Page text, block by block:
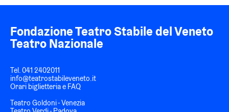
Fondazione Teatro Stabile del Veneto
Teatro Nazionale
Tel.041 2402011
info@teatrostabileveneto.it
Orari biglietteria e FAQ
Teatro Goldoni - Venezia